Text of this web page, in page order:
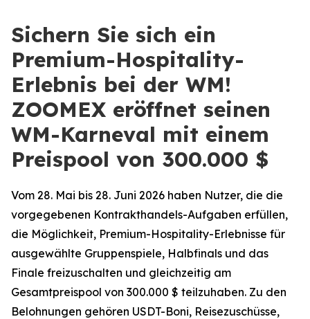
Sichern Sie sich ein
Premium-Hospitality-
Erlebnis bei der WM!
ZOOMEX eröffnet seinen
WM-Karneval mit einem
Preispool von 300.000 $
Vom 28. Mai bis 28. Juni 2026 haben Nutzer, die die
vorgegebenen Kontrakthandels-Aufgaben erfüllen,
die Möglichkeit, Premium-Hospitality-Erlebnisse für
ausgewählte Gruppenspiele, Halbfinals und das
Finale freizuschalten und gleichzeitig am
Gesamtpreispool von 300.000 $ teilzuhaben. Zu den
Belohnungen gehören USDT-Boni, Reisezuschüsse,